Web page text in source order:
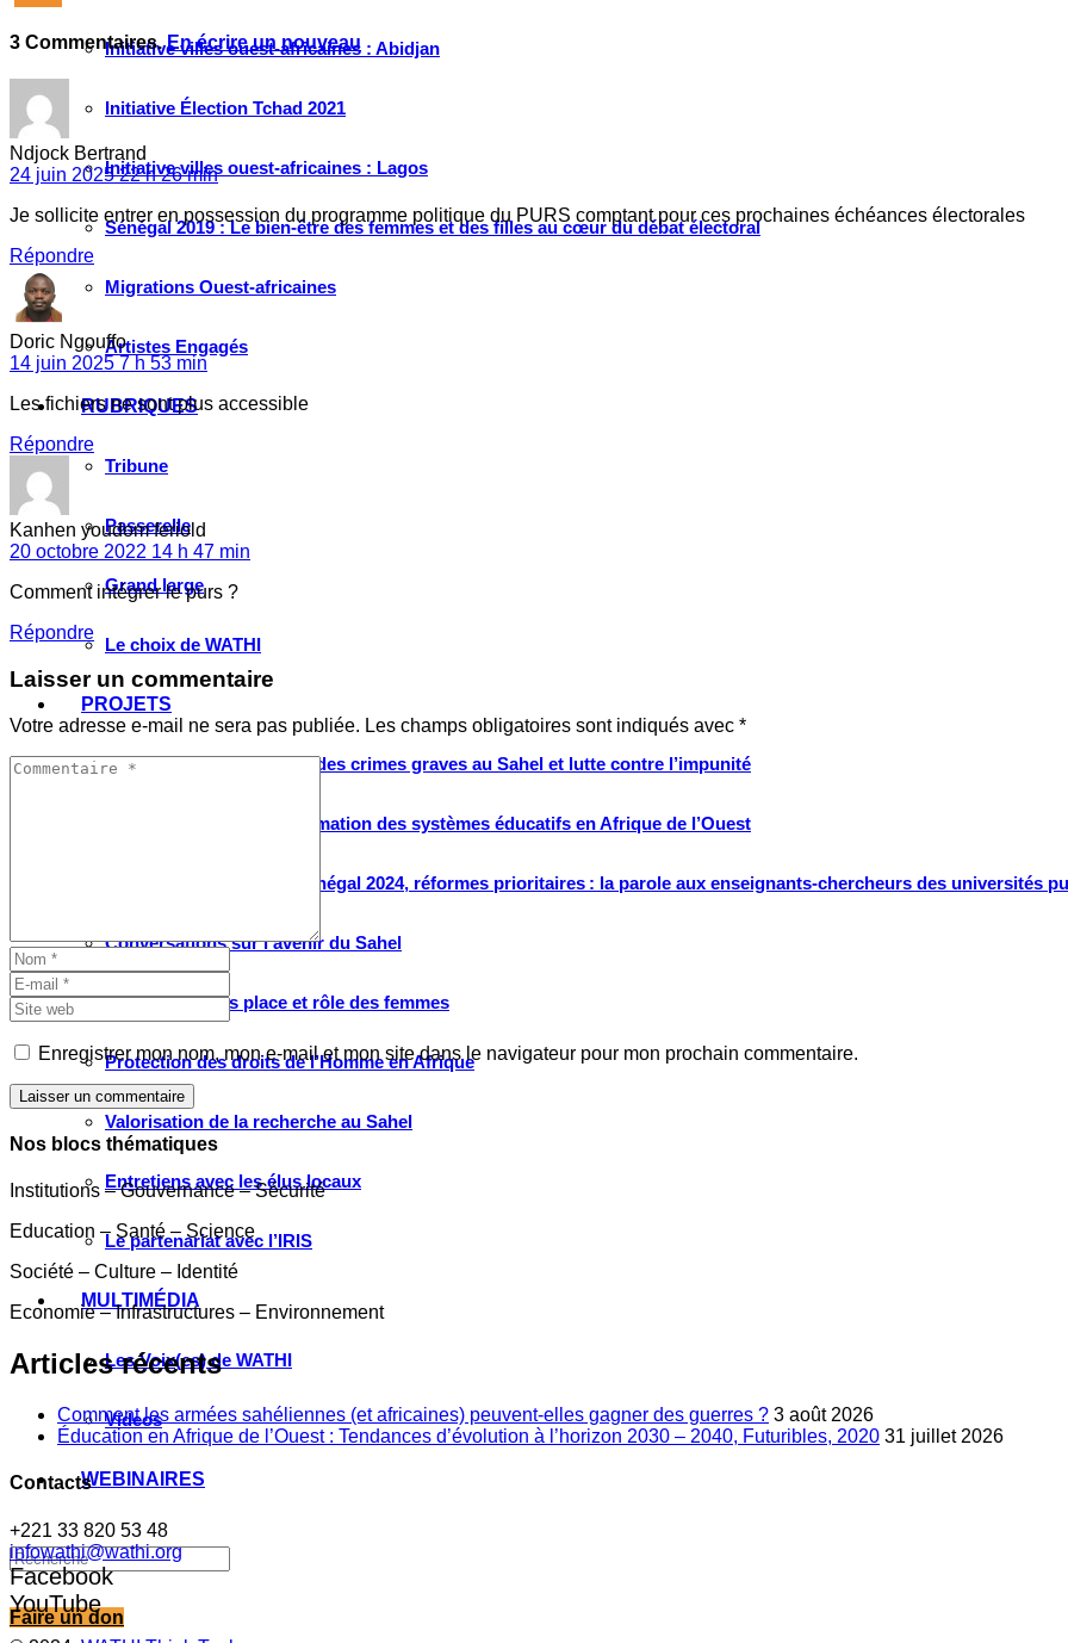
Initiative villes ouest-africaines : Abidjan
Initiative Élection Tchad 2021
Initiative villes ouest-africaines : Lagos
Sénégal 2019 : Le bien-être des femmes et des filles au cœur du débat électoral
Migrations Ouest-africaines
Artistes Engagés
RUBRIQUES
Tribune
Passerelle
Grand large
Le choix de WATHI
PROJETS
Justice pour les victimes des crimes graves au Sahel et lutte contre l’impunité
Renforcement et transformation des systèmes éducatifs en Afrique de l’Ouest
Élection présidentielle Sénégal 2024, réformes prioritaires : la parole aux enseignants-chercheurs des universités
Conversations sur l’avenir du Sahel
Débats citoyens place et rôle des femmes
Protection des droits de l’Homme en Afrique
Valorisation de la recherche au Sahel
Entretiens avec les élus locaux
Le partenariat avec l’IRIS
MULTIMÉDIA
Les Voix(es) de WATHI
Videos
WEBINAIRES
Faire un don
3 Commentaires. En écrire un nouveau
Ndjock Bertrand
24 juin 2025 22 h 26 min
Je sollicite entrer en possession du programme politique du PURS comptant pour ces prochaines échéances électorales
Répondre
Doric Ngouffo
14 juin 2025 7 h 53 min
Les fichiers ne sont plus accessible
Répondre
Kanhen youdom feriold
20 octobre 2022 14 h 47 min
Comment intégrer le purs ?
Répondre
Laisser un commentaire
Votre adresse e-mail ne sera pas publiée. Les champs obligatoires sont indiqués avec *
Enregistrer mon nom, mon e-mail et mon site dans le navigateur pour mon prochain commentaire.
Laisser un commentaire
Nos blocs thématiques
Institutions – Gouvernance – Sécurité
Education – Santé – Science
Société – Culture – Identité
Economie – Infrastructures – Environnement
Articles récents
Comment les armées sahéliennes (et africaines) peuvent-elles gagner des guerres ? 3 août 2026
Éducation en Afrique de l’Ouest : Tendances d’évolution à l’horizon 2030 – 2040, Futuribles, 2020 31 juillet 2026
Contacts
+221 33 820 53 48
infowathi@wathi.org
Facebook
YouTube